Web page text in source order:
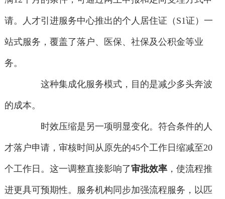
请。人才引进服务中心推出的个人居住证（S1证）一
站式服务，覆盖了落户、医保、社保及公积金等业
务。
这种集成化服务模式，目的是减少多头奔波
的成本。
时效压缩是另一项明显变化。符合条件的人
才落户申请，审核时间从原先的45个工作日缩减至20
个工作日。这一调整直接影响了审批效率，使流程推
进更具可预期性。服务机构同步加强流程服务，以匹